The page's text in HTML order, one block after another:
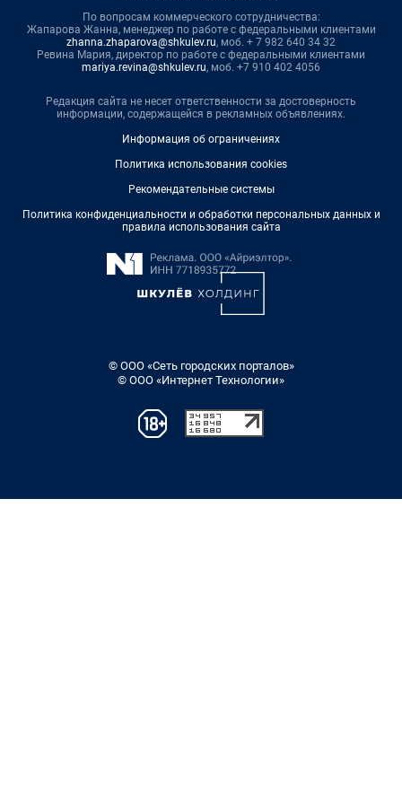
По вопросам коммерческого сотрудничества:
Жапарова Жанна, менеджер по работе с федеральными клиентами
zhanna.zhaparova@shkulev.ru, моб. + 7 982 640 34 32
Ревина Мария, директор по работе с федеральными клиентами
mariya.revina@shkulev.ru, моб. +7 910 402 4056
Редакция сайта не несет ответственности за достоверность
информации, содержащейся в рекламных объявлениях.
Информация об ограничениях
Политика использования cookies
Рекомендательные системы
Политика конфиденциальности и обработки персональных данных и
правила использования сайта
© ООО «Сеть городских порталов»
© ООО «Интернет Технологии»